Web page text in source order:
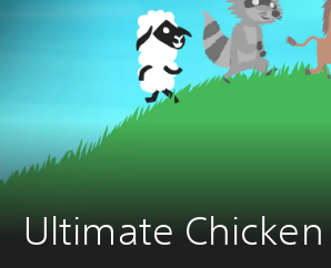
Ultimate